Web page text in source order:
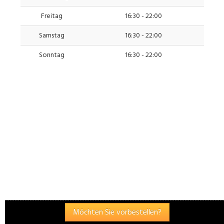
Freitag
16:30 - 22:00
Samstag
16:30 - 22:00
Sonntag
16:30 - 22:00